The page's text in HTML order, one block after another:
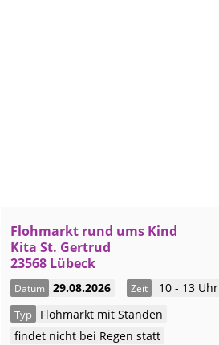
Flohmarkt rund ums Kind
Kita St. Gertrud
23568 Lübeck
Datum 29.08.2026 Zeit 10 - 13 Uhr
Typ
Flohmarkt mit Ständen
findet nicht bei Regen statt